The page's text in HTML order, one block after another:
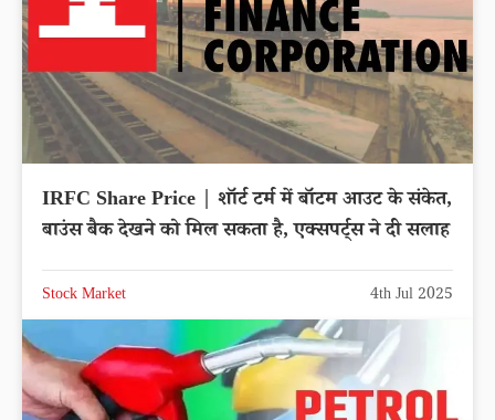
IRFC Share Price | शॉर्ट टर्म में बॉटम आउट के संकेत,
बाउंस बैक देखने को मिल सकता है, एक्सपर्ट्स ने दी सलाह
Stock Market 4th Jul 2025